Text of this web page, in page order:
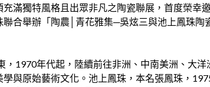
滿獨特風格且出眾非凡之陶瓷聯展，首度榮幸
合舉辦「陶農│青花雅集─吳炫三與池上鳳珠陶
，1970年代起，陸續前往非洲、中南美洲、大
與原始藝術文化。池上鳳珠，本名張鳳珠，